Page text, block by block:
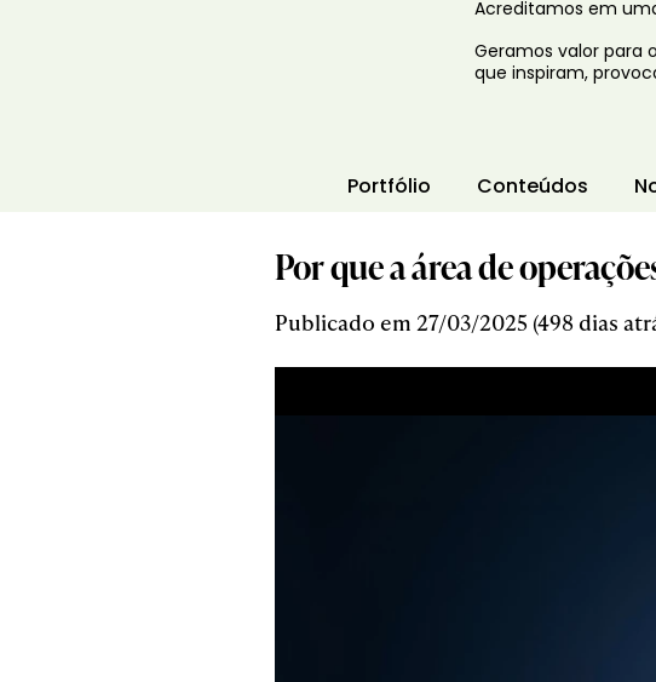
Acreditamos em
Geramos valor para
que inspiram,
Portfólio Conteúdos
Por que a área de
Publicado em 27/03/2025 (498 dias